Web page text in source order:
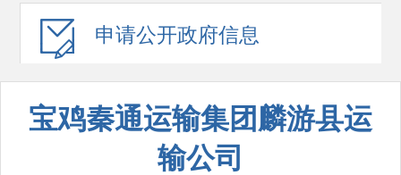
申请公开政府信息
宝鸡秦通运输集团麟游县运
输公司